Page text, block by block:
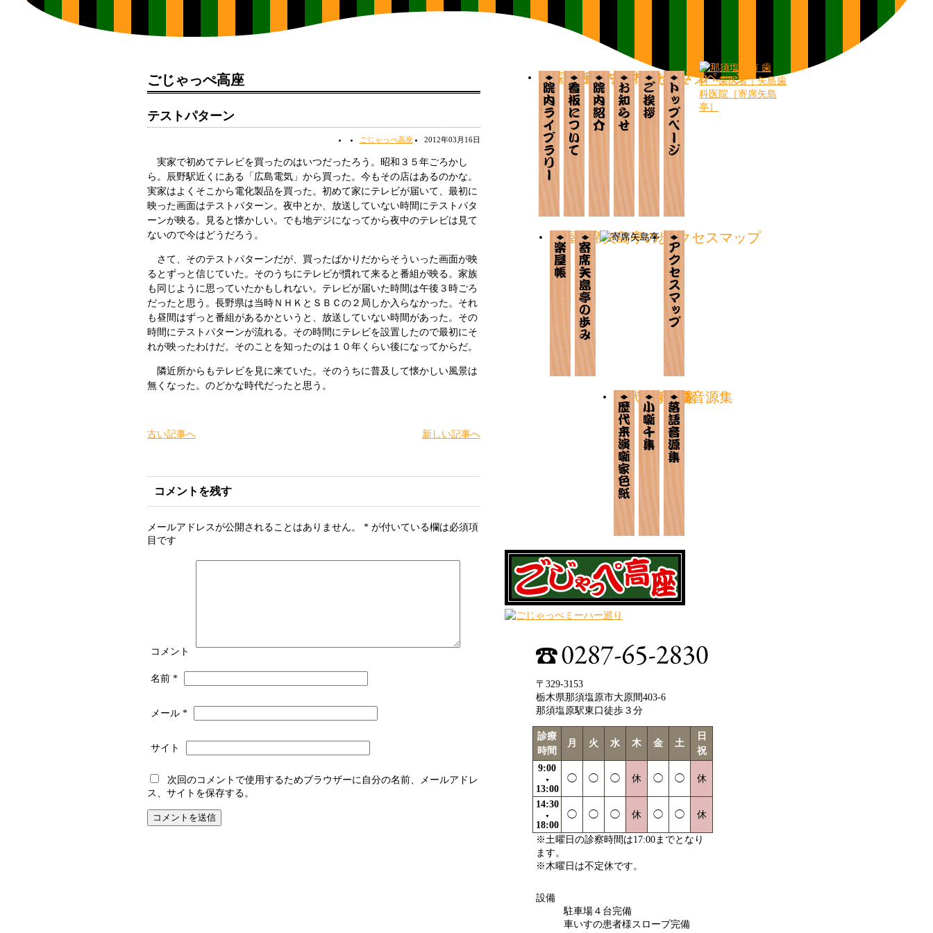
トップページ
ごあいさつ
お知らせ
院内案内
看板について
か歯ら板ライブラリー
アクセスマップ
寄席矢島亭の歩み
楽屋帳
落語音源集
小噺千集
歴代来演噺家
〒329-3153
栃木県那須塩原市大原間403-6
那須塩原駅東口徒歩３分
診療
時間
月 火 水 木 金 土
日
祝
9:00
▼
13:00
◯ ◯ ◯ 休 ◯ ◯ 休
14:30
▼
18:00
◯ ◯ ◯ 休 ◯ ◯ 休
※土曜日の診察時間は17:00までとなり
ます。
※木曜日は不定休です。
設備
駐車場４台完備
車いすの患者様スロープ完備
ごじゃっぺ高座
テストパターン
2012年03月16日
ごじゃっぺ高座
実家で初めてテレビを買ったのはいつだったろう。昭和３５年ごろかし
ら。辰野駅近くにある「広島電気」から買った。今もその店はあるのかな。
実家はよくそこから電化製品を買った。初めて家にテレビが届いて、最初に
映った画面はテストパターン。夜中とか、放送していない時間にテストパタ
ーンが映る。見ると懐かしい。でも地デジになってから夜中のテレビは見て
ないので今はどうだろう。
さて、そのテストパターンだが、買ったばかりだからそういった画面が映
るとずっと信じていた。そのうちにテレビが慣れて来ると番組が映る。家族
も同じように思っていたかもしれない。テレビが届いた時間は午後３時ごろ
だったと思う。長野県は当時ＮＨＫとＳＢＣの２局しか入らなかった。それ
も昼間はずっと番組があるかというと、放送していない時間があった。その
時間にテストパターンが流れる。その時間にテレビを設置したので最初にそ
れが映ったわけだ。そのことを知ったのは１０年くらい後になってからだ。
隣近所からもテレビを見に来ていた。そのうちに普及して懐かしい風景は
無くなった。のどかな時代だったと思う。
古い記事へ 新しい記事へ
コメントを残す
メールアドレスが公開されることはありません。 * が付いている欄は必須項
目です
コメント
名前 *
メール *
サイト
次回のコメントで使用するためブラウザーに自分の名前、メールアドレ
ス、サイトを保存する。